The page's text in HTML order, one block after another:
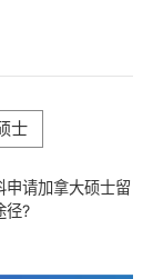
士
申请加拿大硕士留
径?